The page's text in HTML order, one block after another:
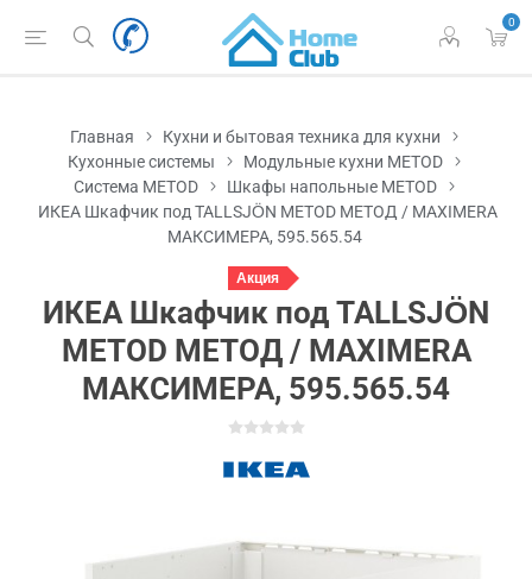
0
Главная
Кухни и бытовая техника для кухни
Кухонные системы
Модульные кухни METOD
Система METOD
Шкафы напольные METOD
ИКЕА Шкафчик под TALLSJÖN METOD МЕТОД / MAXIMERA
МАКСИМЕРА, 595.565.54
Акция
ИКЕА Шкафчик под TALLSJÖN
METOD МЕТОД / MAXIMERA
МАКСИМЕРА, 595.565.54